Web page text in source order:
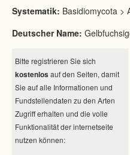
Systematik: Basidiomycota >
Deutscher Name:
Bitte registrieren Sie sich
kostenlos auf den Seiten, damit
Sie auf alle Informationen und
Fundstellendaten zu den Arten
Zugriff erhalten und die volle
Funktionalität der internetseite
nutzen können: